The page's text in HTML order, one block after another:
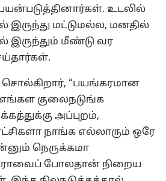
உடலில்
இருந்து மட்டுமல்ல, மனதில்
இருந்தும் மீண்டு வர
“பயங்கரமான
குலைநடுங்க
அப்புறம்,
நாங்க எல்லாரும் ஒரே
நெருக்கமா
போலதான் நிறைய